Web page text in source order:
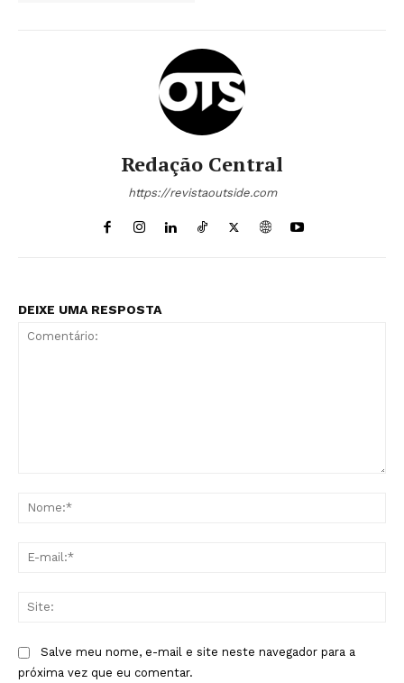
Redação Central
https://revistaoutside.com
DEIXE UMA RESPOSTA
Salve meu nome, e-mail e site neste navegador para a
próxima vez que eu comentar.